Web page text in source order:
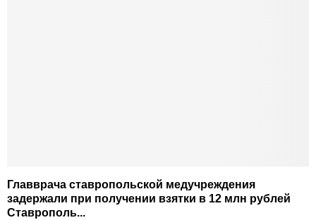
Главврача ставропольской медучреждения
задержали при получении взятки в 12 млн рублей
Ставрополь...